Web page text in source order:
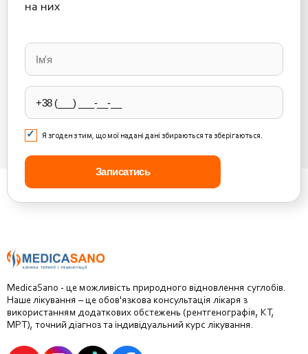
на них
leave
this
field
empty.
Я згоден з тим, що мої надані дані збираються та зберігаються.
MedicaSano - це можливість природного відновлення суглобів.
Наше лікування – це обов'язкова консультація лікаря з
використанням додаткових обстежень (рентгенографія, КТ,
МРТ), точний діагноз та індивідуальний курс лікування.